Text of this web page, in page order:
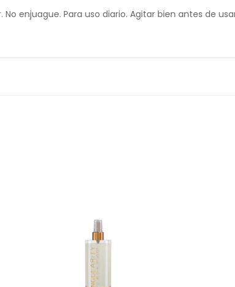
enjuague. Para uso diario. Agitar bien antes de